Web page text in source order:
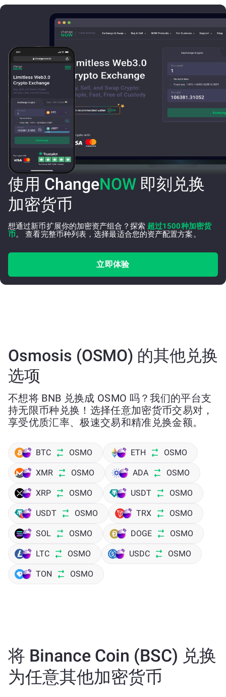
使用 ChangeNOW 即刻兑换
加密货币
想通过新币扩展你的加密资产组合？探索 超过1500种加密货
币。 查看完整币种列表，选择最适合您的资产配置方案。
立即体验
Osmosis (OSMO) 的其他兑换
选项
不想将 BNB 兑换成 OSMO 吗？我们的平台支
持无限币种兑换！选择任意加密货币交易对，
享受优质汇率、极速交易和精准兑换金额。
BTC OSMO ETH OSMO
XMR OSMO ADA OSMO
XRP OSMO USDT OSMO
USDT OSMO TRX OSMO
SOL OSMO DOGE OSMO
LTC OSMO USDC OSMO
TON OSMO
将 Binance Coin (BSC) 兑换
为任意其他加密货币